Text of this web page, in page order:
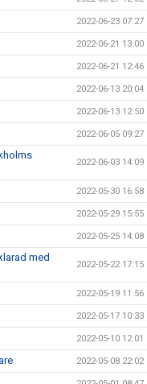
2022-06-23 07:27
2022-06-21 13:00
2022-06-21 12:46
2022-06-13 20:04
2022-06-13 12:50
2022-06-05 09:27
2022-06-03 14:09
2022-05-30 16:58
2022-05-29 15:55
2022-05-25 14:08
med
2022-05-22 17:15
2022-05-19 11:56
2022-05-17 10:33
2022-05-10 12:01
2022-05-08 22:02